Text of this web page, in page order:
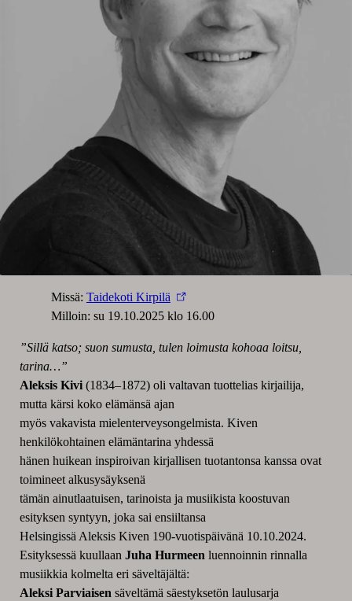
Missä: Taidekoti Kirpilä
Milloin: su 19.10.2025 klo 16.00
”Sillä katso; suon sumusta, tulen loimusta kohoaa loitsu,
tarina…”
Aleksis Kivi(1834–1872) oli valtavan tuottelias kirjailija,
mutta kärsi koko elämänsä ajan
myös vakavista mielenterveysongelmista. Kiven
henkilökohtainen elämäntarina yhdessä
hänen huikean inspiroivan kirjallisen tuotantonsa kanssa ovat
toimineet alkusysäyksenä
tämän ainutlaatuisen, tarinoista ja musiikista koostuvan
esityksen syntyyn, joka sai ensiiltansa
Helsingissä Aleksis Kiven 190-vuotispäivänä 10.10.2024.
Esityksessä kuullaan Juha Hurmeen luennoinnin rinnalla
musiikkia kolmelta eri säveltäjältä:
Aleksi Parviaisen säveltämä säestyksetön laulusarja